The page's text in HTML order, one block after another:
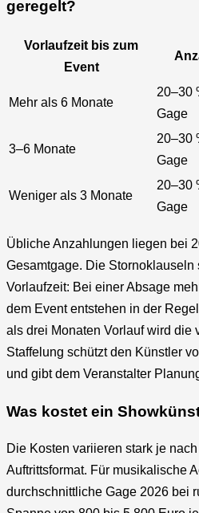
geregelt?
Vorlaufzeit bis zum
Event
Mehr als 6 Monate
20–30
Gage
3–6 Monate
20–30
Gage
Weniger als 3 Monate
20–30
Gage
Übliche Anzahlungen liegen bei
Gesamtgage. Die Stornoklauseln
Vorlaufzeit: Bei einer Absage
dem Event entstehen in der
als drei Monaten Vorlauf wird die
Staffelung schützt den Künstler
und gibt dem Veranstalter
Was kostet ein
Die Kosten variieren stark je
Auftrittsformat. Für musikalische
durchschnittliche Gage 2026 bei